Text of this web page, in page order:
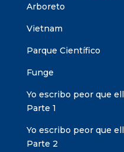
Arboreto
Vietnam
Parque Científico
Funge
Yo escribo peor que
Parte 1
Yo escribo peor que
Parte 2